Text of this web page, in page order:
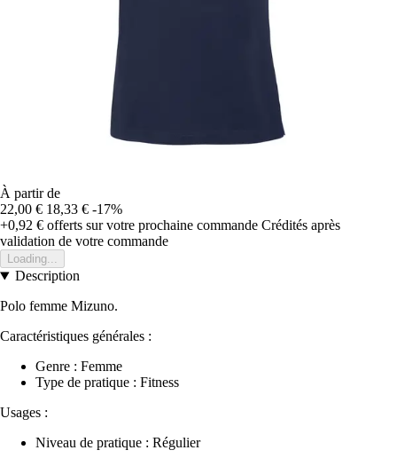
À partir de
22,00 € 18,33 € -17%
+0,92 € offerts sur votre prochaine commande Crédités après
validation de votre commande
Loading...
Description
Polo femme Mizuno.
Caractéristiques générales :
Genre : Femme
Type de pratique : Fitness
Usages :
Niveau de pratique : Régulier